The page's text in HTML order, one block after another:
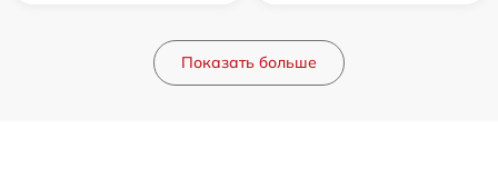
Показать больше